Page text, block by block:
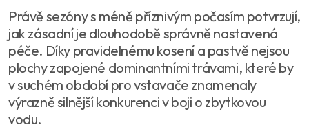
Právě sezóny s méně příznivým počasím potvrzují,
jak zásadní je dlouhodobě správně nastavená
péče. Díky pravidelnému kosení a pastvě nejsou
plochy zapojené dominantními trávami, které by
v suchém období pro vstavače znamenaly
výrazně silnější konkurenci v boji o zbytkovou
vodu.